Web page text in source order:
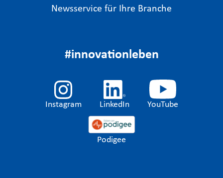
Newsservice für Ihre Branche
#innovationleben
Instagram LinkedIn YouTube
Podigee